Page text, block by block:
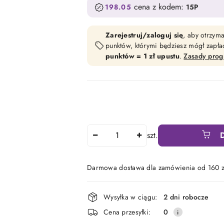
198.05 cena z kodem: 15P
Zarejestruj/zaloguj się, aby
punktów, którymi będziesz mógł
punktów = 1 zł upustu.Zasady
szt.
Darmowa dostawa dla zamówienia od 160
Dostępność
i
Wysyłka w ciągu:
2 dni robocze
Cena przesyłki:
0